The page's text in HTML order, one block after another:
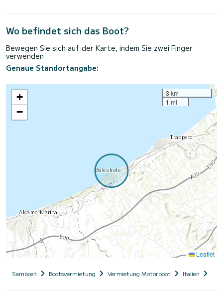
Wo befindet sich das Boot?
Bewegen Sie sich auf der Karte, indem Sie zwei Finger
verwenden
Genaue Standortangabe:
+
−
3 km
1 mi
Leaflet
Samboat Bootsvermietung Vermietung Motorboot Italien